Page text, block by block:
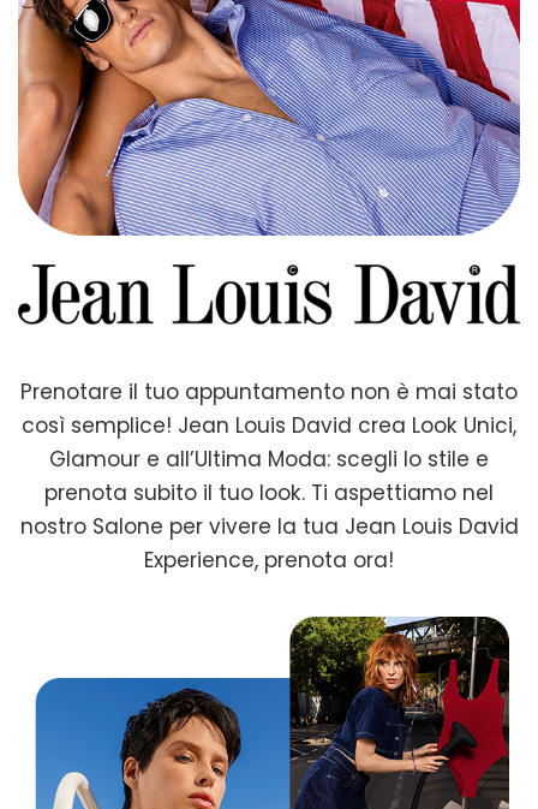
Prenotare il tuo appuntamento non è mai stato
così semplice! Jean Louis David crea Look Unici,
Glamour e all’Ultima Moda: scegli lo stile e
prenota subito il tuo look. Ti aspettiamo nel
nostro Salone per vivere la tua Jean Louis David
Experience, prenota ora!